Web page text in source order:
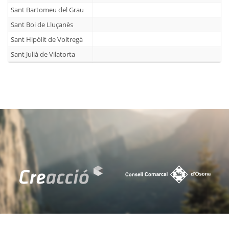
Sant Bartomeu del Grau
Sant Boi de Lluçanès
Sant Hipòlit de Voltregà
Sant Julià de Vilatorta
Sant Quirze de Besora
Sant Sadurní d'Osormort
Sant Vicenç de Torelló
Santa Cecília de Voltregà
Santa Eugènia de Berga
Santa Eulàlia de Riuprimer
Santa Maria de Besora